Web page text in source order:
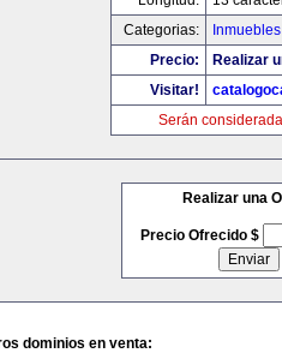
Categorias:
Precio:
Realizar
Visitar!
Serán
Realizar una
Precio Ofrecido $
dominios en venta: